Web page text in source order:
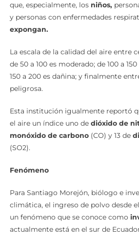
que, especialmente, los niños,
y personas con enfermedades
expongan.
La escala de la calidad del aire entre
de 50 a 100 es moderado; de 100 a
150 a 200 es dañina; y finalmente
peligrosa.
Esta institución igualmente reportó
el aire un índice uno de dióxido de
monóxido de carbono (CO) y 13 de
(SO2).
Fenómeno
Para Santiago Morejón, biólogo e
climática, el ingreso de polvo desde
un fenómeno que se conoce como
actualmente está en el sur de